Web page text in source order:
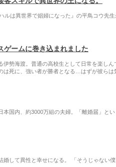
は異世界で娼婦になった』の平鳥コウ先
ゲームに巻き込まれました
伊勢海渡。普通の高校生として日常を楽し
は死に、強い者が勝者となる…はずが彼ら
国内、約3000万組の夫婦。「離婚届」と
婚して異性と幸せになる。 「そうじゃない